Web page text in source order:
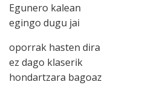
Egunero kalean
egingo dugu jai
oporrak hasten dira
ez dago klaserik
hondartzara bagoaz